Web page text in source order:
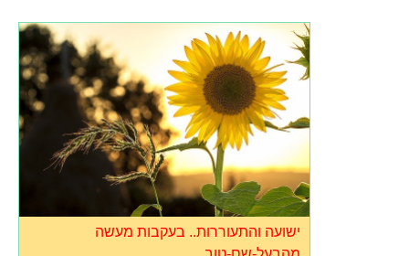
ישועה והתעוררות.. בעקבות מעשה